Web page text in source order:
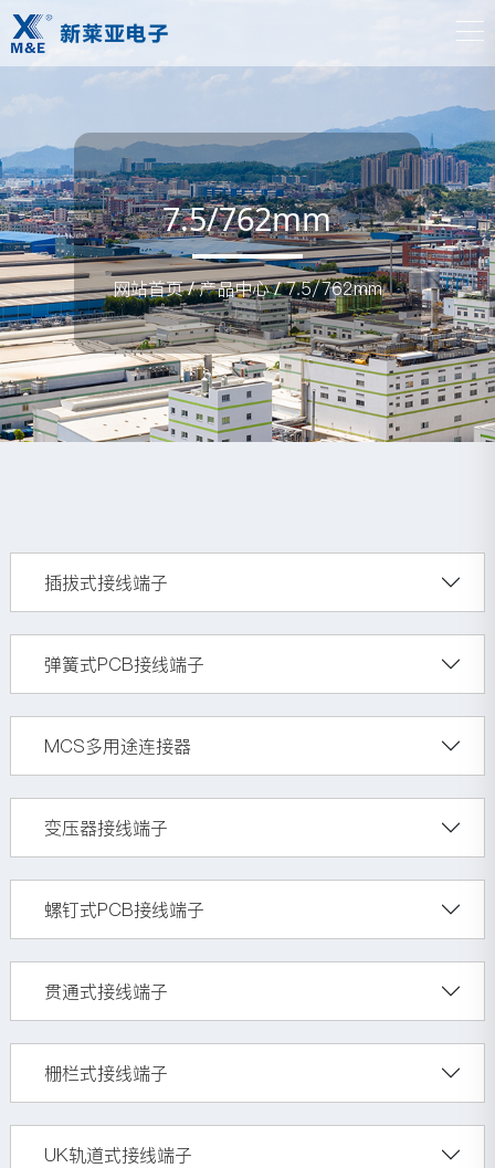
7.5/762mm
网站首页/产品中心/7.5/762mm
插拔式接线端子
弹簧式PCB接线端子
MCS多用途连接器
变压器接线端子
螺钉式PCB接线端子
贯通式接线端子
栅栏式接线端子
UK轨道式接线端子